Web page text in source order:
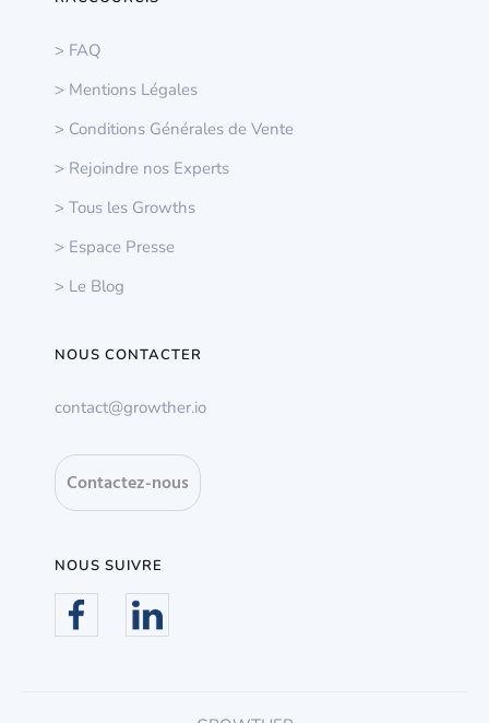
> FAQ
> Mentions Légales
> Conditions Générales de Vente
> Rejoindre nos Experts
> Tous les Growths
> Espace Presse
> Le Blog
NOUS CONTACTER
contact@growther.io
Contactez-nous
NOUS SUIVRE